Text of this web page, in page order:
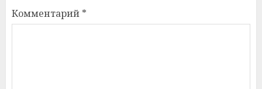
Комментарий *